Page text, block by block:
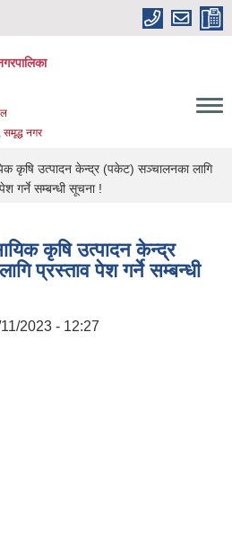
समृद्ध नगर
कृषि उत्पादन केन्द्र (पकेट) सञ्चालनका लागि
गर्ने सम्बन्धी सूचना !
कृषि उत्पादन केन्द्र
प्रस्ताव पेश गर्ने सम्बन्धी
2023 - 12:27